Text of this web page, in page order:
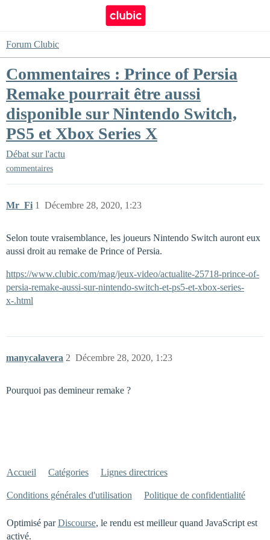
Forum Clubic
Commentaires : Prince of Persia
Remake pourrait être aussi
disponible sur Nintendo Switch,
PS5 et Xbox Series X
Débat sur l'actu
commentaires
Mr_Fi Décembre 28, 2020, 1:23
1
Selon toute vraisemblance, les joueurs Nintendo Switch auront eux
aussi droit au remake de Prince of Persia.
https://www.clubic.com/mag/jeux-video/actualite-25718-prince-of-
persia-remake-aussi-sur-nintendo-switch-et-ps5-et-xbox-series-
x-.html
manycalavera Décembre 28, 2020, 1:23
2
Pourquoi pas demineur remake ?
Accueil Catégories Lignes directrices
Conditions générales d'utilisation Politique de confidentialité
Optimisé parDiscourse, le rendu est meilleur quand JavaScript est
activé.